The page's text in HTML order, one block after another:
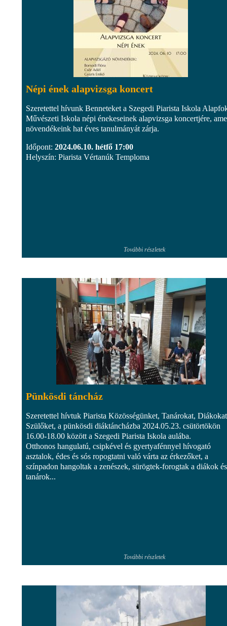
Népi ének alapvizsga koncert
Szeretettel hívunk Benneteket a Szegedi Piarista Iskola
Művészeti Iskola népi énekeseinek alapvizsga koncertjére,
növendékeink hat éves tanulmányát zárja.
Időpont: 2024.06.10. hétfő 17:00
Helyszín: Piarista Vértanúk Temploma
További részletek
Pünkösdi táncház
Szeretettel hívtuk Piarista Közösségünket, Tanárokat,
Szülőket, a pünkösdi diáktáncházba 2024.05.23. csütörtökön
16.00-18.00 között a Szegedi Piarista Iskola aulába.
Otthonos hangulatú, csipkével és gyertyafénnyel hívogató
asztalok, édes és sós ropogtatni való várta az érkezőket, a
színpadon hangoltak a zenészek, sürögtek-forogtak a diákok és
tanárok...
További részletek